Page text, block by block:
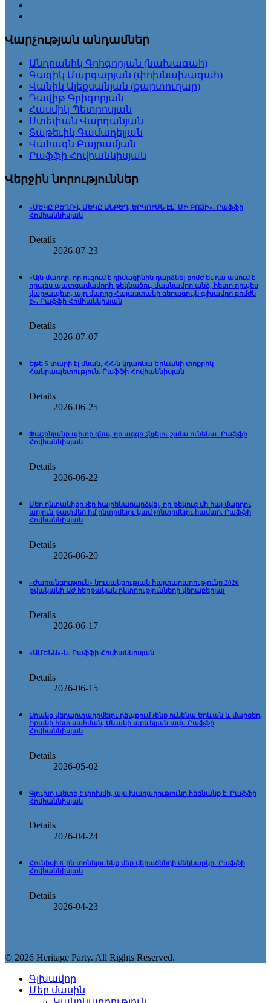
Վարչության անդամներ
Անդրանիկ Գրիգորյան (նախագահ)
Գագիկ Մարգարյան (փոխնախագահ)
Վանիկ Ալեքսանյան (քարտուղար)
Դավիթ Գրիգորյան
Հասմիկ Պետրոսյան
Ստեփան Վարդանյան
Տաթեւիկ Գամաղելյան
Վահագն Բայրամյան
Րաֆֆի Հովհաննիսյան
Վերջին նորություններ
«ՄԵԿԸ ԲԵՂՈՎ, ՄԵԿԸ ԱՆԲԵՂ, ԵՐԿՈՒՍՆ ԷԼ՝ ՄԻ ԲՈՅԻ». Րաֆֆի
Հովհաննիսյան
Details
2026-07-23
«Այն մարդը, որ ուզում է դիմացինին դարձնել բոմժ եւ դա ասում է
որպես պատգամավորի թեկնածու, մասնավոր անձ, հետո որպես
վարչապետ, այդ մարդը Հայաստանի գերագույն գլխավոր բոմժն
է». Րաֆֆի Հովհաննիսյան
Details
2026-07-07
Եթե 5 տարի էլ մնան, ՀՀ-ն կդառնա Երևանի փոքրիկ
Հանրապետություն. Րաֆֆի Հովհաննիսյան
Details
2026-06-25
Փաշինյանը պիտի գնա, որ ազգը շնչելու շանս ունենա․ Րաֆֆի
Հովհաննիսյան
Details
2026-06-22
Մեր ընտանիքը չէր հայրենադարձվել, որ թեկուզ մի հայ մարդու
արյուն թափվեր իմ ընտրվելու կամ չընտրվելու համար. Րաֆֆի
Հովհաննիսյան
Details
2026-06-20
«Ժառանգություն» կուսակցության հայտարարությունը 2026
թվականի ԱԺ հերթական ընտրությունների վերաբերյալ
Details
2026-06-17
«ԱՄԵՆԱ»-ն․ Րաֆֆի Հովհաննիսյան
Details
2026-06-15
Սրանց վերարտադրվելու դեպքում չենք ունենա Երևան և մարզեր,
Իրանի հետ սահման, Սևանի արևելյան ափ․ Րաֆֆի
Հովհաննիսյան
Details
2026-05-02
Գլուխը պետք է փոխվի, այս խաղաղությունը հեգնանք է. Րաֆֆի
Հովհաննիսյան
Details
2026-04-24
Հունիսի 8-ին տոնելու ենք մեր վերածննդի մեկնարկը․ Րաֆֆի
Հովհաննիսյան
Details
2026-04-23
© 2026 Heritage Party. All Rights Reserved.
Գլխավոր
Մեր մասին